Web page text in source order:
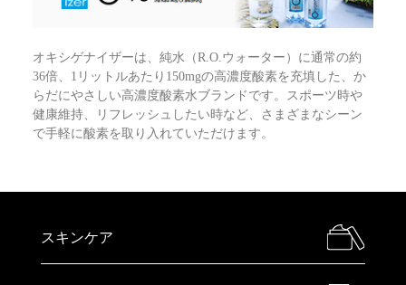
オキシゲナイザーは、純水（R.O.ウォーター）に通常の約
36倍、1リットルあたり150mgの高濃度酸素を充填した、か
らだにやさしい高濃度酸素水ブランドです。スポーツ時や
健康維持、リフレッシュしたい時など、さまざまなシーン
で手軽に酸素を取り入れていただけます。
スキンケア